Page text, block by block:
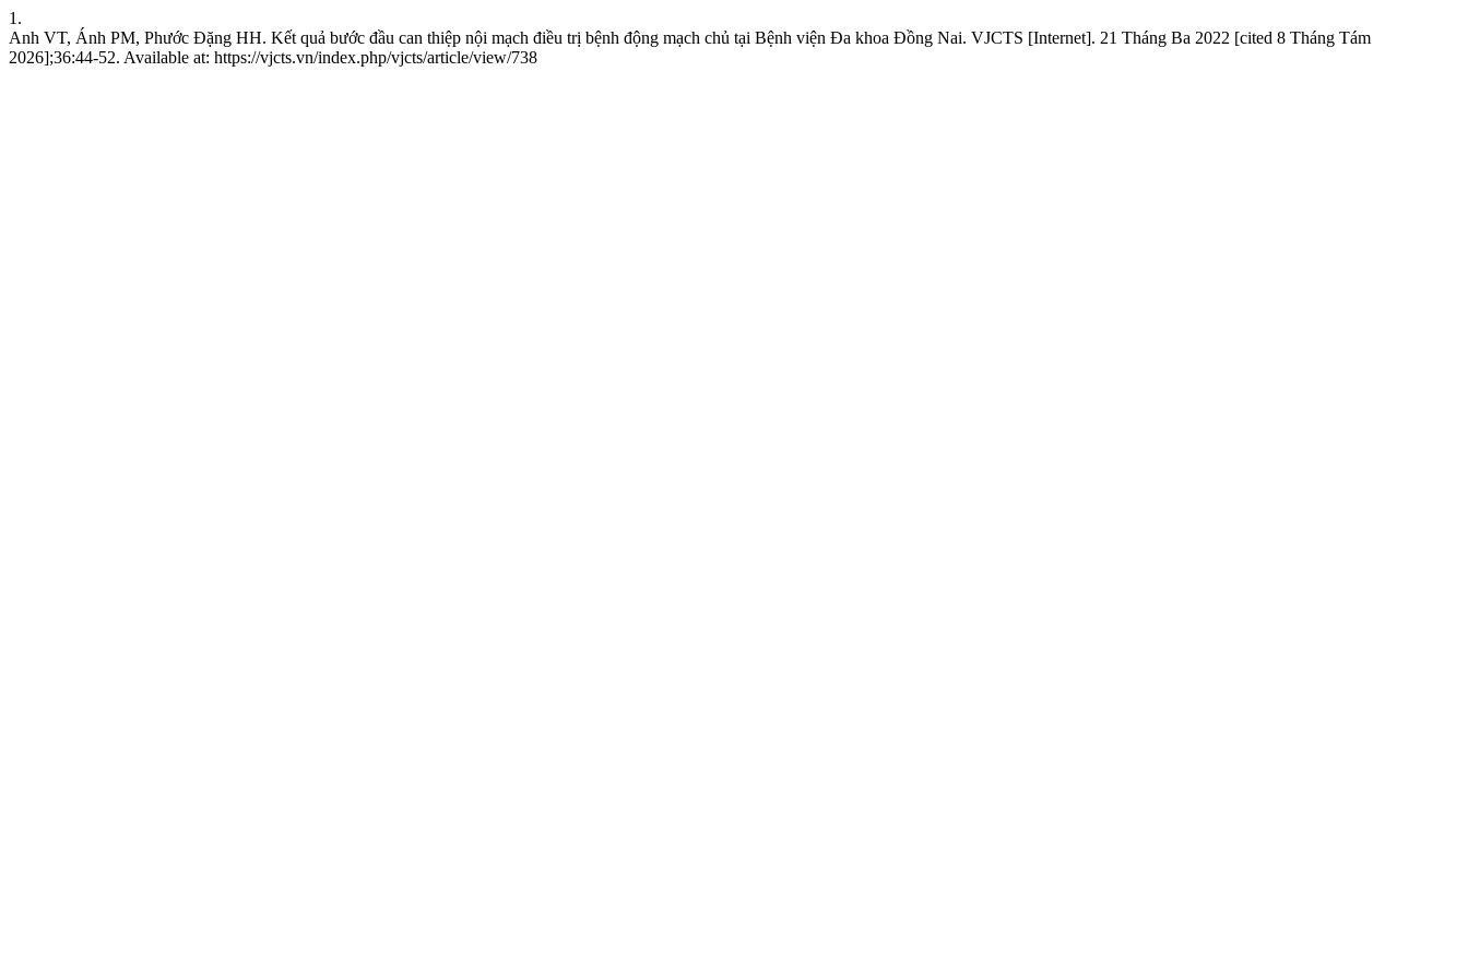
1.
Anh VT, Ánh PM, Phước Đặng HH. Kết quả bước đầu can thiệp nội mạch điều trị bệnh động mạch chủ tại Bệnh viện Đa khoa Đồng Nai. VJCTS [Internet]. 21 Tháng Ba 2022 [cited 8 Tháng Tám
2026];36:44-52. Available at: https://vjcts.vn/index.php/vjcts/article/view/738